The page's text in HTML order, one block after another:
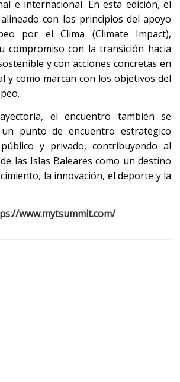
e internacional. En esta edición, el
con los principios del apoyo
por el Clima (Climate Impact),
compromiso con la transición hacia
y con acciones concretas en
y como marcan con los objetivos del
el encuentro también se
punto de encuentro estratégico
y privado, contribuyendo al
las Islas Baleares como un destino
la innovación, el deporte y la
www.mytsummit.com/